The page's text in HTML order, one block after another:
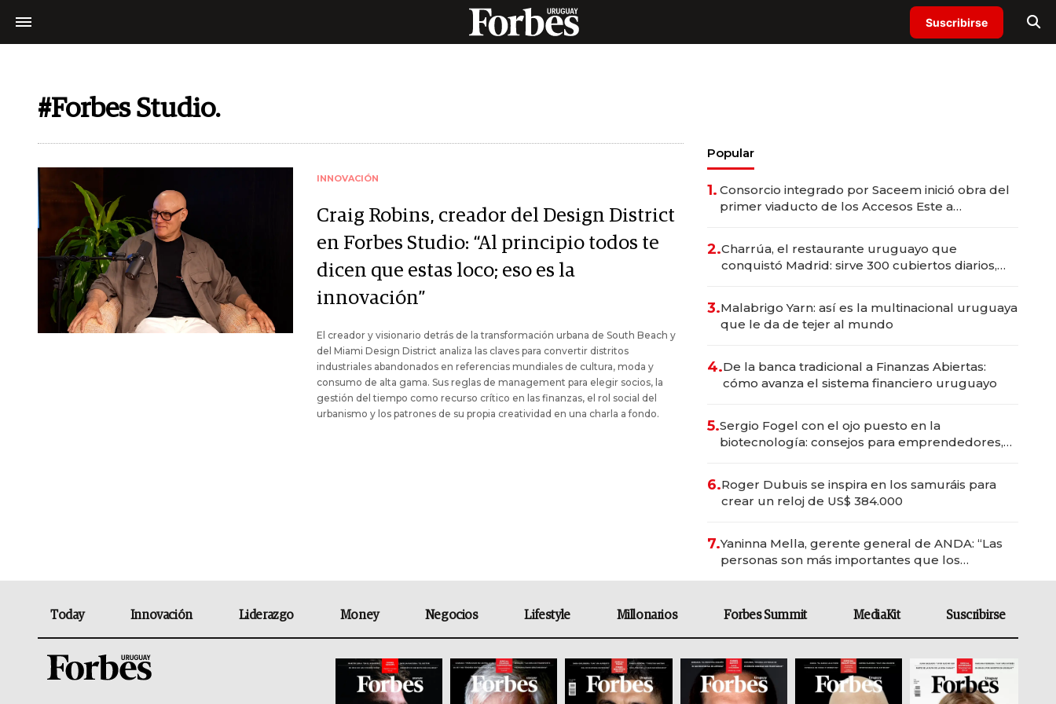
Suscribirse
#Forbes Studio.
INNOVACIÓN
Craig Robins, creador del Design District
en Forbes Studio: “Al principio todos te
dicen que estas loco; eso es la
innovación”
El creador y visionario detrás de la transformación urbana de South Beach y
del Miami Design District analiza las claves para convertir distritos
industriales abandonados en referencias mundiales de cultura, moda y
consumo de alta gama. Sus reglas de management para elegir socios, la
gestión del tiempo como recurso crítico en las finanzas, el rol social del
urbanismo y los patrones de su propia creatividad en una charla a fondo.
Popular
1. Consorcio integrado por Saceem inició obra del
primer viaducto de los Accesos Este a
2.Charrúa, el restaurante uruguayo que
conquistó Madrid: sirve 300 cubiertos diarios,
3.Malabrigo Yarn: así es la multinacional uruguaya
que le da de tejer al mundo
4.De la banca tradicional a Finanzas Abiertas:
cómo avanza el sistema financiero uruguayo
5.Sergio Fogel con el ojo puesto en la
biotecnología: consejos para emprendedores,
6.Roger Dubuis se inspira en los samuráis para
crear un reloj de US$ 384.000
7.Yaninna Mella, gerente general de ANDA: “Las
personas son más importantes que los
Today Innovación Liderazgo Money Negocios Lifestyle Millonarios Forbes Summit MediaKit Suscribirse